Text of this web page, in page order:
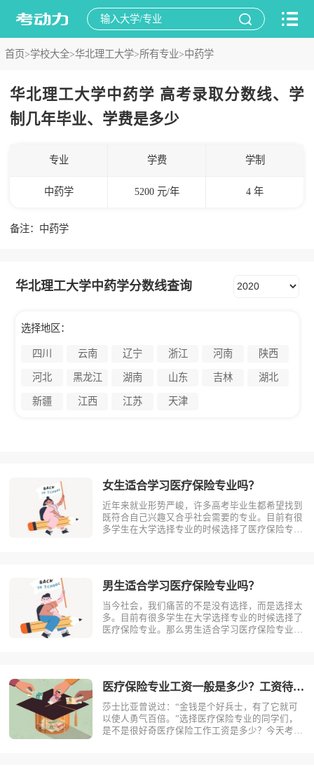
首页>学校大全>华北理工大学>所有专业>中药学
华北理工大学中药学 高考录取分数线、学
制几年毕业、学费是多少
专业 学费 学制
中药学 5200 元/年 4 年
备注：中药学
华北理工大学中药学分数线查询
选择地区：
四川 云南 辽宁 浙江 河南 陕西
河北 黑龙江 湖南 山东 吉林 湖北
新疆 江西 江苏 天津
女生适合学习医疗保险专业吗？
近年来就业形势严峻，许多高考毕业生都希望找到
既符合自己兴趣又合乎社会需要的专业。目前有很
多学生在大学选择专业的时候选择了医疗保险专
么？医疗保险，是指以保险合同约定的医疗?
男生适合学习医疗保险专业吗？
当今社会，我们痛苦的不是没有选择，而是选择太
多。目前有很多学生在大学选择专业的时候选择了
医疗保险专业。那么男生适合学习医疗保险专业
医疗保险专业工资一般是多少？工资待遇好吗？
莎士比亚曾说过：“金钱是个好兵士，有了它就可
以使人勇气百倍。”选择医疗保险专业的同学们，
是不是很好奇医疗保险工作工资是多少？今天考动